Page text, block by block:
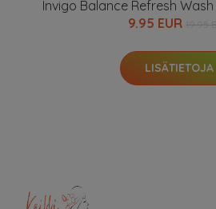
Invigo Balance Refresh
9.95 EUR
LISÄTIETOJA